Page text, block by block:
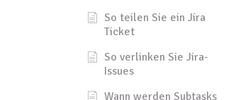
So teilen Sie ein Jira
Ticket
So verlinken Sie Jira-
Issues
Wann werden Subtasks